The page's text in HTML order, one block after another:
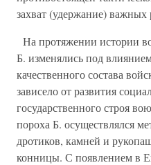
захват (удержание)
На протяжении истории
Б. изменялись под
качественного состава
зависело от развития
государственного строя
пороха Б. осуществлялся
дротиков, камней и
конницы. С появлением в